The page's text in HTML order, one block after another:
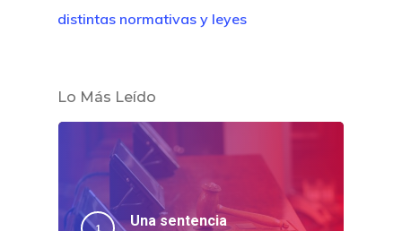
distintas normativas y leyes
Lo Más Leído
Una sentencia
Colabora